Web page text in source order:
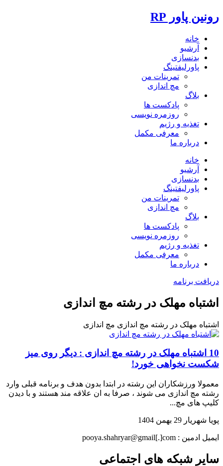
رونین پاور RP
خانه
آرشیو
بدنسازی
پاورلیفتینگ
تمرینات من
مچ اندازی
بلاگ
پادکست ها
روزمره نویسی
تغذیه و رژیم
معرفی مکمل
درباره ما
خانه
آرشیو
بدنسازی
پاورلیفتینگ
تمرینات من
مچ اندازی
بلاگ
پادکست ها
روزمره نویسی
تغذیه و رژیم
معرفی مکمل
درباره ما
دریافت برنامه
اشتباه مهلک در رشته مچ اندازی
اشتباه مهلک در رشته مچ اندازی مچ اندازی
10 اشتباه مهلک در رشته مچ اندازی : دیگر روی میز
شکست نخواهی خورد!
معمولا ورزشکاران این رشته در ابتدا بدون هدف و برنامه قبلی وارد
رشته مچ اندازی می شوند ، صرفا به ان علاقه مند هستند و با دیدن
کلیپ های مچ...
پویا شهریار 29 بهمن 1404
ایمیل ادمین : pooya.shahryar@gmail[.]com
سایر شبکه های اجتماعی